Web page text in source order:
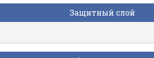
Защитный слой